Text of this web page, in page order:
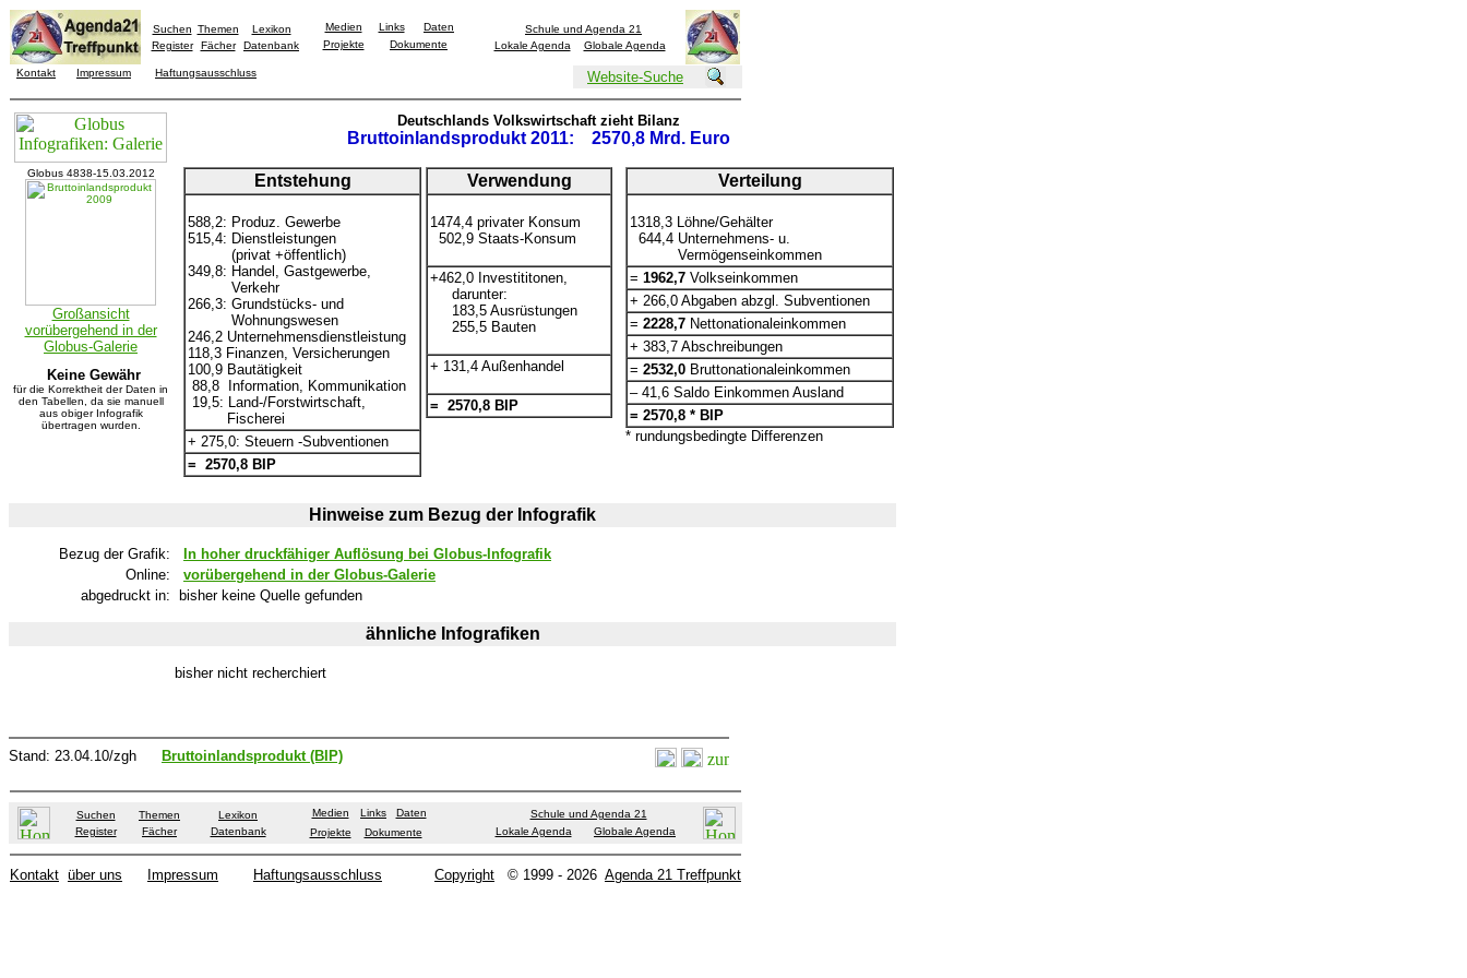
Suchen Themen
Lexikon
Register
Fächer Datenbank
Medien Links
Daten
Projekte
Dokumente
Schule und Agenda 21
Lokale Agenda
Globale Agenda
Kontakt Impressum Haftungsausschluss Website-Suche
Deutschlands Volkswirtschaft zieht Bilanz
Bruttoinlandsprodukt 2011: 2570,8 Mrd. Euro
Globus 4838-15.03.2012
Großansicht
vorübergehend in der
Globus-Galerie
Keine Gewähr
für die Korrektheit der Daten in
den Tabellen, da sie manuell
aus obiger Infografik
übertragen wurden.
Entstehung
588,2: Produz. Gewerbe
515,4: Dienstleistungen
(privat +öffentlich)
349,8: Handel, Gastgewerbe,
Verkehr
266,3: Grundstücks- und
Wohnungswesen
246,2 Unternehmensdienstleistung
118,3 Finanzen, Versicherungen
100,9 Bautätigkeit
88,8 Information, Kommunikation
19,5: Land-/Forstwirtschaft,
Fischerei
+ 275,0: Steuern -Subventionen
= 2570,8 BIP
Verwendung
1474,4 privater Konsum
502,9 Staats-Konsum
+462,0 Investititonen,
darunter:
183,5 Ausrüstungen
255,5 Bauten
+ 131,4 Außenhandel
= 2570,8 BIP
Verteilung
1318,3 Löhne/Gehälter
644,4 Unternehmens- u.
Vermögenseinkommen
= 1962,7 Volkseinkommen
+ 266,0 Abgaben abzgl. Subventionen
= 2228,7 Nettonationaleinkommen
+ 383,7 Abschreibungen
= 2532,0 Bruttonationaleinkommen
– 41,6 Saldo Einkommen Ausland
= 2570,8 * BIP
* rundungsbedingte Differenzen
Hinweise zum Bezug der Infografik
Bezug der Grafik:
In hoher druckfähiger Auflösung bei Globus-Infografik
Online:
vorübergehend in der Globus-Galerie
abgedruckt in:
bisher keine Quelle gefunden
ähnliche Infografiken
bisher nicht recherchiert
Stand: 23.04.10/zgh Bruttoinlandsprodukt (BIP)
Suchen Themen
Lexikon
Register
Fächer Datenbank
Medien Links
Daten
Projekte
Dokumente
Schule und Agenda 21
Lokale Agenda
Globale Agenda
Kontakt über uns Impressum Haftungsausschluss Copyright © 1999 - 2026 Agenda 21 Treffpunkt